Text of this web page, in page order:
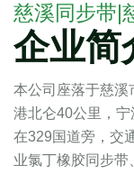
慈溪同步带|
企业简
本公司座落于慈溪
港北仑40公里，
在329国道旁，交
业氯丁橡胶同步